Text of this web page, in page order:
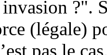
?".
(légale)
pas le